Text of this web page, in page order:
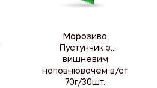
Морозиво
Пустунчик з
вишневим
наповнювачем в/ст
70г/30шт.